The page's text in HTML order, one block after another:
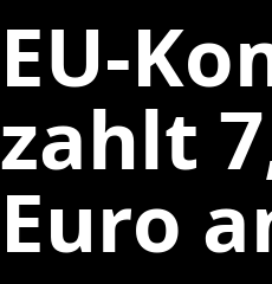
EU-
zahlt
Euro